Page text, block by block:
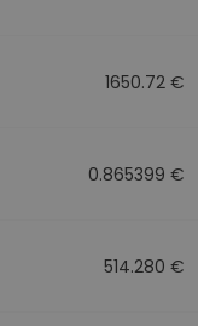
1650.72 €
0.865399 €
514.280 €